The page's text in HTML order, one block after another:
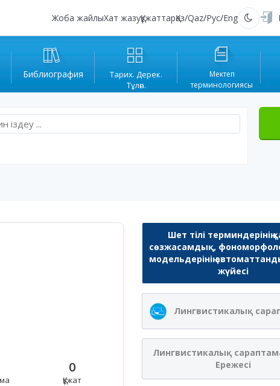
Жоба жайлыХат жазуҚұжаттарҚаз/Qaz/Рус/Eng Қараңғы
Библиография
Тарих. Дерек.
Тұлға.
Мектеп
терминологиясы
0
Құжат
Шет тілі терминдерінің
сөзжасамдық,
модельдерінің
жүйесі
Лингвистикалық
Лингвистикалық
Ережесі